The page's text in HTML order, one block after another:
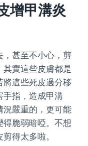
增甲溝炎
，甚至不小心，剪
實這些皮膚都是
這些死皮過分移
手指，造成甲溝
況嚴重的，更可能
脆弱暗啞。不想
得太多啦。